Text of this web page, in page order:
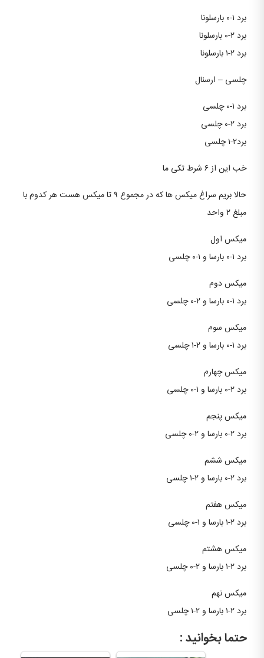
برد ۱-۰ بارسلونا
برد ۲-۰ بارسلونا
برد ۲-۱ بارسلونا
چلسی – ارسنال
برد ۱-۰ چلسی
برد ۲-۰ چلسی
برد۲-۱ چلسی
خب این از ۶ شرط تکی ما
حالا بریم سراغ میکس ها که در مجموع ۹ تا میکس هست هر کدوم با
مبلغ ۲ واحد
میکس اول
برد ۱-۰ بارسا و ۱-۰ چلسی
میکس‌ دوم
برد ۱-۰ بارسا و ۲-۰ چلسی
میکس سوم
برد ۱-۰ بارسا و ۲-۱ چلسی
میکس چهارم
برد ۲-۰ بارسا و ۱-۰ چلسی
میکس پنجم
برد ۲-۰ بارسا و ۲-۰ چلسی
میکس ششم
برد ۲-۰ بارسا و ۲-۱ چلسی
میکس‌ هفتم
برد ۲-۱ بارسا و ۱-۰ چلسی
میکس هشتم
برد ۲-۱ بارسا و ۲-۰ چلسی
میکس نهم
برد ۲-۱ بارسا و ۲-۱ چلسی
حتما بخوانید :